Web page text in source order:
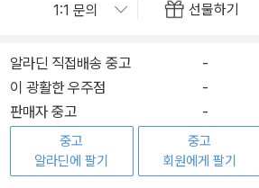
선물하기
알라딘 직접배송 중고
-
이 광활한 우주점
-
판매자 중고
-
중고
알라딘에 팔기
중고
회원에게 팔기